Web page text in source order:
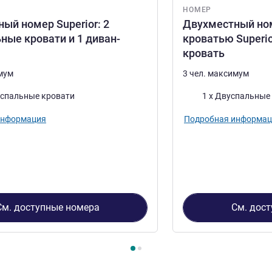
номер Superior: 2
кровати и 1 диван-
кровати
доступные номера
НОМЕР
Двухместный
кроватью
кровать
3 чел. максимум
Постель1 x Двуспальные
Подробная
См.